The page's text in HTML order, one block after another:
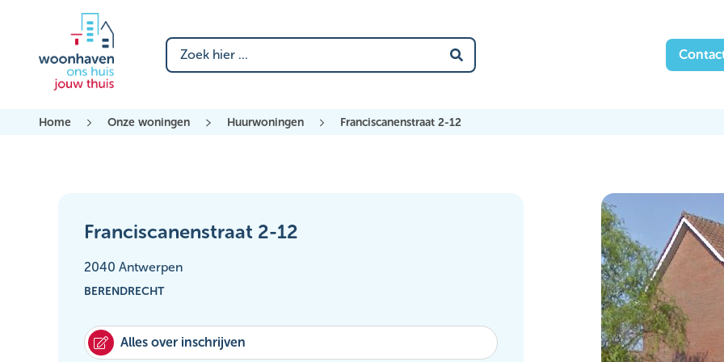
Zoeken naar
Zoek
Home Onze woningen Huurwoningen Franciscanenstraat 2-12
Franciscanenstraat 2-12
2040 Antwerpen
BERENDRECHT
Alles over inschrijven